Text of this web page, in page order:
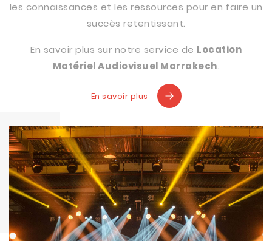
les connaissances et les ressources pour en faire un
succès retentissant.
En savoir plus sur notre service de Location
Matériel Audiovisuel Marrakech.
En savoir plus